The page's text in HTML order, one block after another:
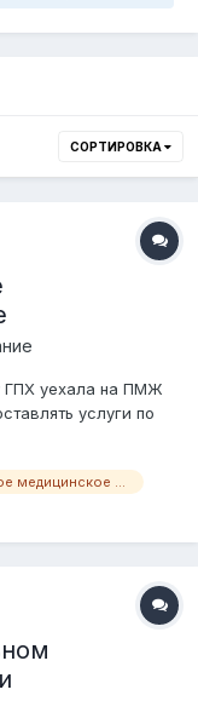
СОРТИРОВКА
ГПХ уехала на ПМЖ
услуги по
ей нужо
спасибо заранее.
Обязательное социальное медицинское страхование